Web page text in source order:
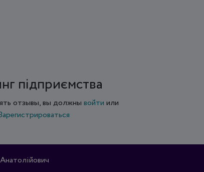
підприємства
отзывы, вы должны войти или